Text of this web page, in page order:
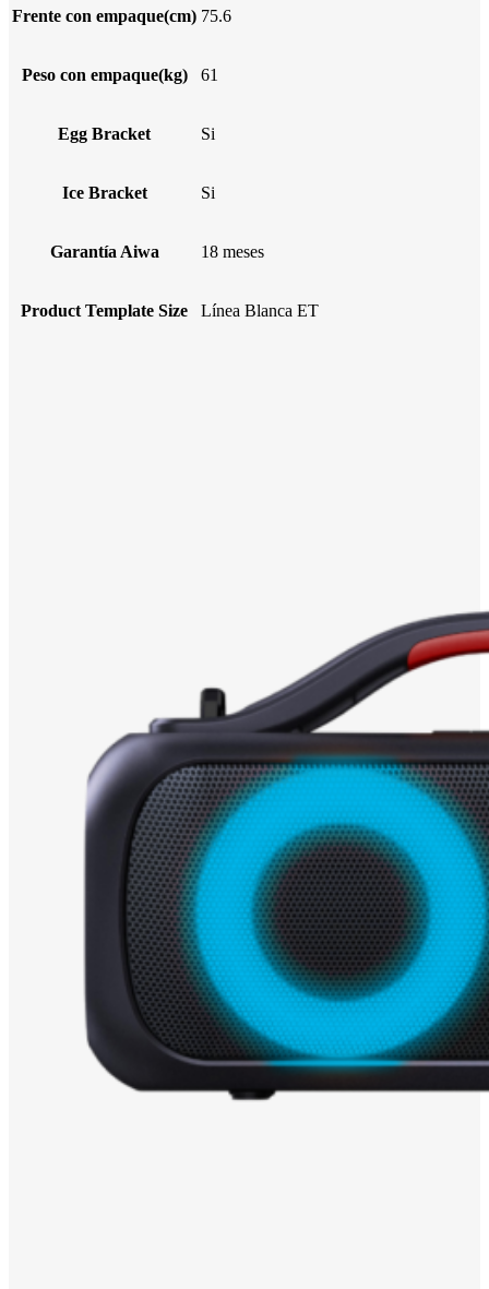
Frente con empaque(cm) 75.6
Peso con empaque(kg) 61
Egg Bracket Si
Ice Bracket Si
Garantía Aiwa 18 meses
Product Template Size Línea Blanca ET